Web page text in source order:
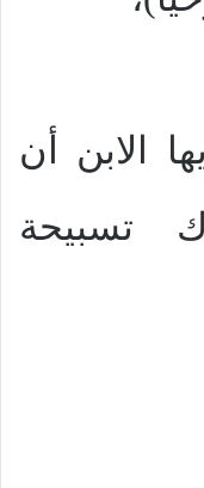
الابن أن
تسبيحة